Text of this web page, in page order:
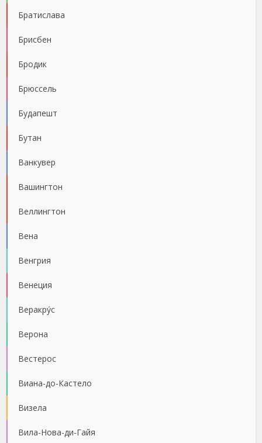
Братислава
Брисбен
Бродик
Брюссель
Будапешт
Бутан
Ванкувер
Вашингтон
Веллингтон
Вена
Венгрия
Венеция
Веракру́с
Верона
Вестерос
Виана-до-Кастело
Визела
Вила-Нова-ди-Гайя